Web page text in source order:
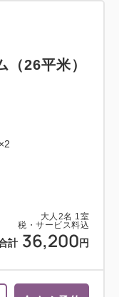
大人 2名 1室
税・サービス料込
計 36,200 円
（26平米）